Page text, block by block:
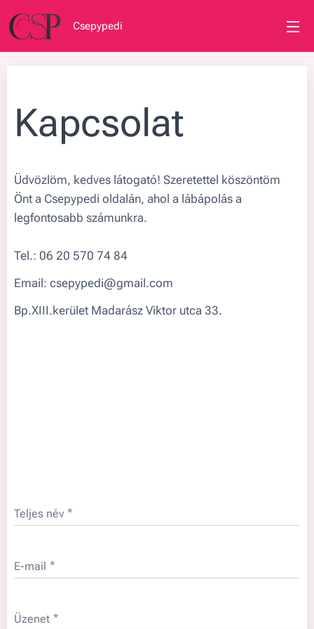
Csepypedi
Kapcsolat
Üdvözlöm, kedves látogató! Szeretettel köszöntöm
Önt a Csepypedi oldalán, ahol a lábápolás a
legfontosabb számunkra.
Tel.: 06 20 570 74 84
Email: csepypedi@gmail.com
Bp.XIII.kerület Madarász Viktor utca 33.
Teljes név
E-mail
Üzenet